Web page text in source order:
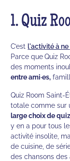
1. Quiz
C’est l'activité à
Parce queQuiz
des moments
entre ami·es,
Quiz Room Saint-
totale comme sur
large choix de
y en a pour tous
activité insolite,
de cuisine, de
des chansons